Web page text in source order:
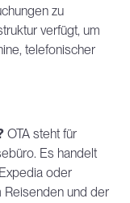
zu
verfügt, um
telefonischer
Es handelt
oder
Reisenden und der